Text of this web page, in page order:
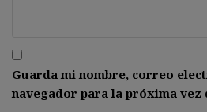
Guarda mi nombre, correo
navegador para la próxima vez